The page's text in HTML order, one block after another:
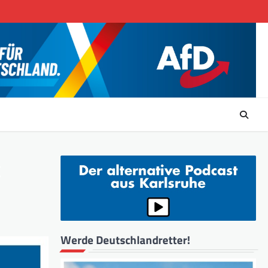
Werde Deutschlandretter!